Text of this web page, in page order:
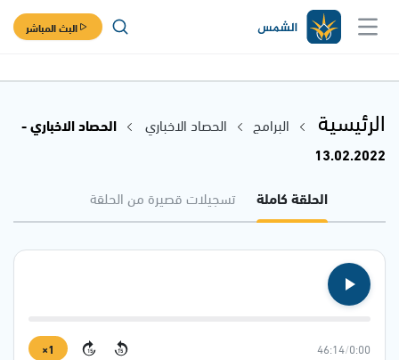
البث المباشر
الرئيسية البرامج الحصاد الاخباري
الحصاد الاخباري -
13.02.2022
الحلقة كاملة
تسجيلات قصيرة من الحلقة
0:00
/
46:14
15
15
1×